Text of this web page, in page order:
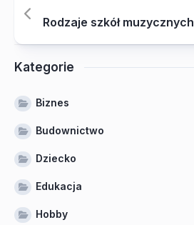
Rodzaje szkół muzycznych
Kategorie
Biznes
Budownictwo
Dziecko
Edukacja
Hobby